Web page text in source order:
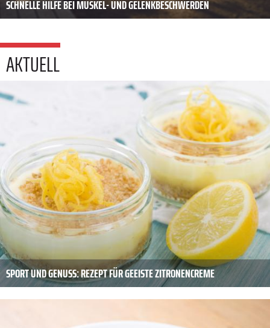
SCHNELLE HILFE BEI MUSKEL- UND GELENKBESCHWERDEN
AKTUELL
SPORT UND GENUSS: REZEPT FÜR GEEISTE ZITRONENCREME